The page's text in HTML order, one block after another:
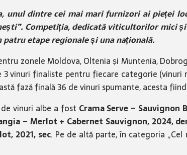
unul dintre cei mai mari furnizori ai pieței
Competiția, dedicată viticultorilor mici
etape regionale și una națională.
zonele Moldova, Oltenia și Muntenia,
3 vinuri finaliste pentru fiecare categorie
fază finală 36 de vinuri spumante, acesta
vinuri albe a fost Crama Serve – Sauvignon
– Merlot + Cabernet Sauvignon, 2024,
2021, sec. Pe de altă parte, în categoria „Cel